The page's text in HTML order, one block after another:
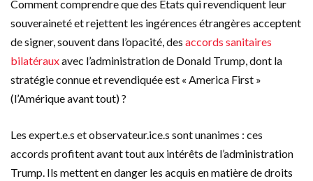
Comment comprendre que des États qui revendiquent leur
souveraineté et rejettent les ingérences étrangères acceptent
de signer, souvent dans l’opacité, des accords sanitaires
bilatérauxavec l’administration de Donald Trump, dont la
stratégie connue et revendiquée est « America First »
(l’Amérique avant tout) ?
Les expert.e.s et observateur.ice.s sont unanimes : ces
accords profitent avant tout aux intérêts de l’administration
Trump. Ils mettent en danger les acquis en matière de droits